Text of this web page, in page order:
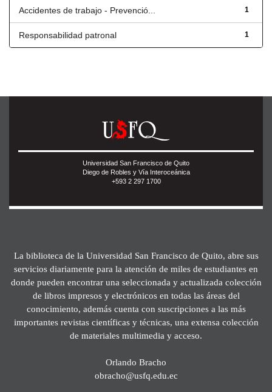
1
Accidentes de trabajo - Prevenció...
1
Responsabilidad patronal
Universidad San Francisco de Quito
Diego de Robles y Vía Interoceánica
+593 2 297 1700
La biblioteca de la Universidad San Francisco de Quito, abre sus
servicios diariamente para la atención de miles de estudiantes en
donde pueden encontrar una seleccionada y actualizada colección
de libros impresos y electrónicos en todas las áreas del
conocimiento, además cuenta con suscripciones a las más
importantes revistas científicas y técnicas, una extensa colección
de materiales multimedia y acceso.
Orlando Bracho
obracho@usfq.edu.ec